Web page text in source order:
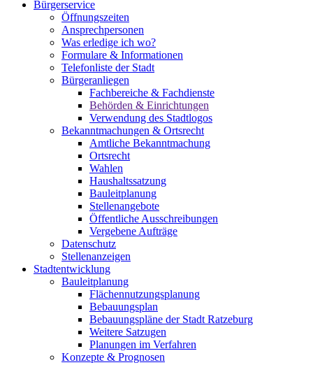
Bürgerservice
Öffnungszeiten
Ansprechpersonen
Was erledige ich wo?
Formulare & Informationen
Telefonliste der Stadt
Bürgeranliegen
Fachbereiche & Fachdienste
Behörden & Einrichtungen
Verwendung des Stadtlogos
Bekanntmachungen & Ortsrecht
Amtliche Bekanntmachung
Ortsrecht
Wahlen
Haushaltssatzung
Bauleitplanung
Stellenangebote
Öffentliche Ausschreibungen
Vergebene Aufträge
Datenschutz
Stellenanzeigen
Stadtentwicklung
Bauleitplanung
Flächennutzungsplanung
Bebauungsplan
Bebauungspläne der Stadt Ratzeburg
Weitere Satzugen
Planungen im Verfahren
Konzepte & Prognosen